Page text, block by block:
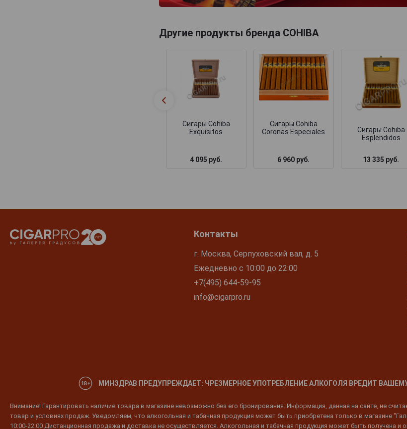
Другие продукты бренда COHIBA
Сигары Cohiba
Exquisitos
4 095 руб.
Сигары Cohiba
Coronas Especiales
6 960 руб.
Сигары Cohiba
Esplendidos
13 335 руб.
Контакты
г. Москва, Серпуховский вал, д. 5
Ежедневно с 10:00 до 22:00
+7(495) 644-59-95
info@cigarpro.ru
МИНЗДРАВ ПРЕДУПРЕЖДАЕТ: ЧРЕЗМЕРНОЕ УПОТРЕБЛЕНИЕ АЛКОГОЛЯ ВРЕДИТ
Внимание! Гарантировать наличие товара в магазине невозможно без его бронирования. Информация, данная на сайте, не
товар и условиях продаж. Уведомляем, что алкогольная и табачная продукция может быть приобретена только в магазине
10:00-22:00 Дистанционная продажа и доставка не осуществляется. Алкогольная и табачная продукция может быть получена и